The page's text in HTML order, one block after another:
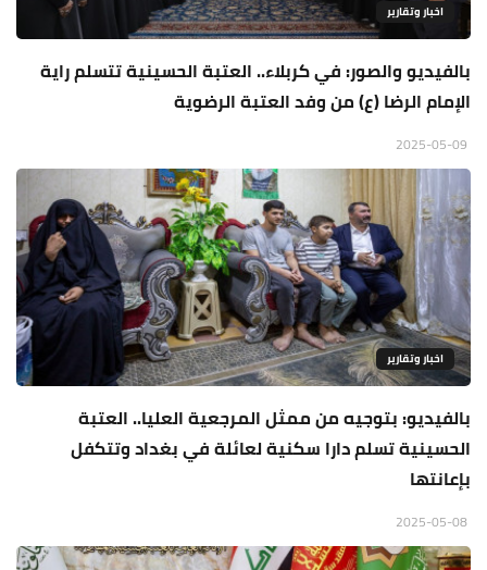
اخبار وتقارير
بالفيديو والصور: في كربلاء.. العتبة الحسينية تتسلم راية
الإمام الرضا (ع) من وفد العتبة الرضوية
اخبار وتقارير
بالفيديو: بتوجيه من ممثل المرجعية العليا.. العتبة
الحسينية تسلم دارا سكنية لعائلة في بغداد وتتكفل
بإعانتها